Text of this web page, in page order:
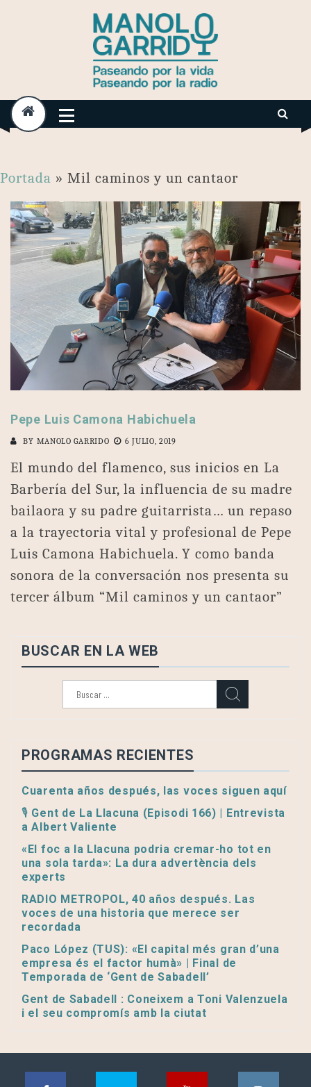
Portada » Mil caminos y un cantaor
Pepe Luis Camona Habichuela
BY MANOLO GARRIDO 6 JULIO, 2019
El mundo del flamenco, sus inicios en La
Barbería del Sur, la influencia de su madre
bailaora y su padre guitarrista… un repaso
a la trayectoria vital y profesional de Pepe
Luis Camona Habichuela. Y como banda
sonora de la conversación nos presenta su
tercer álbum “Mil caminos y un cantaor”
BUSCAR EN LA WEB
PROGRAMAS RECIENTES
Cuarenta años después, las voces siguen aquí
🎙️ Gent de La Llacuna (Episodi 166) | Entrevista
a Albert Valiente
«El foc a la Llacuna podria cremar-ho tot en
una sola tarda»: La dura advertència dels
experts
RADIO METROPOL, 40 años después. Las
voces de una historia que merece ser
recordada
Paco López (TUS): «El capital més gran d’una
empresa és el factor humà» | Final de
Temporada de ‘Gent de Sabadell’
Gent de Sabadell : Coneixem a Toni Valenzuela
i el seu compromís amb la ciutat